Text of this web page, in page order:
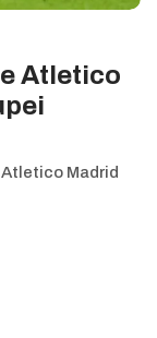
Atletico
Madrid